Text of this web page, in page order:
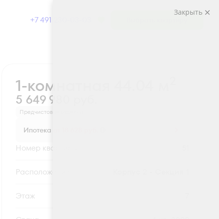
+7 491 230-03-03
1-комнатная 44.04 м
5 649 980 руб.
Предчистовая отделка
Ипотека
Номер квартиры
Секция
Этаж
Закрыть